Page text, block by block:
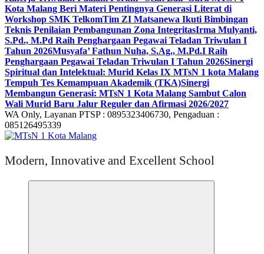
Kota Malang Beri Materi Pentingnya Generasi Literat di
Workshop SMK TelkomTim ZI Matsanewa Ikuti Bimbingan
Teknis Penilaian Pembangunan Zona IntegritasIrma Mulyanti,
S.Pd., M.Pd Raih Penghargaan Pegawai Teladan Triwulan I
Tahun 2026Musyafa’ Fathun Nuha, S.Ag., M.Pd.I Raih
Penghargaan Pegawai Teladan Triwulan I Tahun 2026Sinergi
Spiritual dan Intelektual: Murid Kelas IX MTsN 1 kota Malang
Tempuh Tes Kemampuan Akademik (TKA)Sinergi
Membangun Generasi: MTsN 1 Kota Malang Sambut Calon
Wali Murid Baru Jalur Reguler dan Afirmasi 2026/2027
WA Only, Layanan PTSP : 0895323406730, Pengaduan :
085126495339
Modern, Innovative and Excellent School